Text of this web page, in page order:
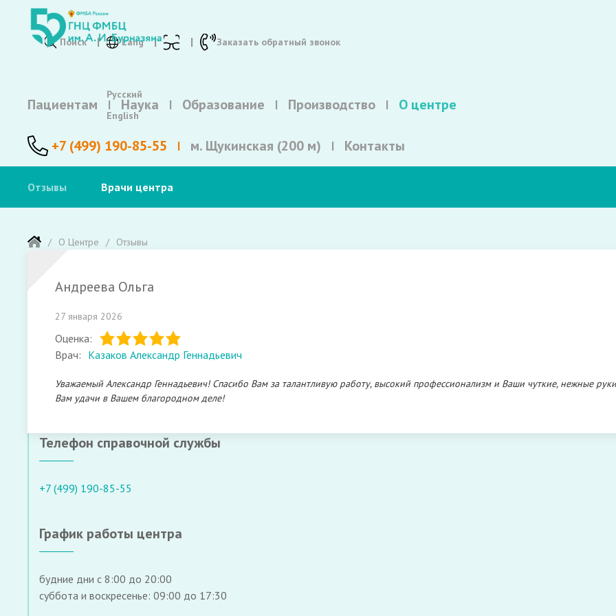
Поиск Lang
Русский
English
Заказать обратный звонок
Пациентам Наука Образование Производство О центре
+7 (499) 190-85-55 м. Щукинская (200 м) Контакты
Отзывы Врачи центра
О Центре Отзывы
Андреева Ольга
27 января 2026
Оценка:
Врач: Казаков Александр Геннадьевич
Уважаемый Александр Геннадьевич! Спасибо Вам за талантливую работу, высокий профессионализм и Ваши чуткие, нежные
Вам удачи в Вашем благородном деле!
Телефон справочной службы
+7 (499) 190-85-55
График работы центра
будние дни с 8:00 до 20:00
суббота и воскресенье: 09:00 до 17:30